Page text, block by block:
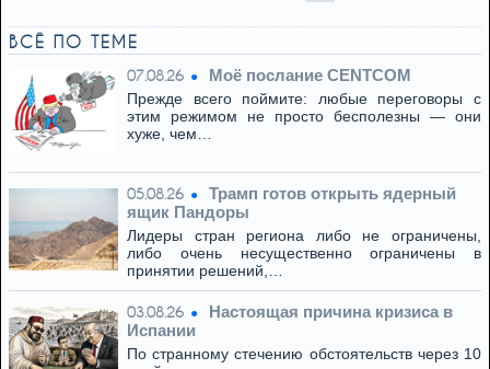
ВСЁ ПО ТЕМЕ
07.08.26 Моё послание CENTCOM
Прежде всего поймите: любые переговоры с
этим режимом не просто бесполезны — они
хуже, чем…
05.08.26
Трамп готов открыть ядерный
ящик Пандоры
Лидеры стран региона либо не ограничены,
либо очень несущественно ограничены в
принятии решений,…
03.08.26
Настоящая причина кризиса в
Испании
По странному стечению обстоятельств через 10